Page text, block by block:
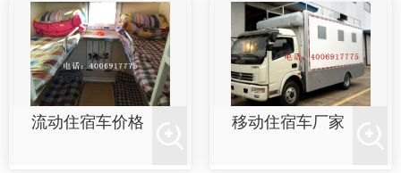
流动住宿车价格 移动住宿车厂家